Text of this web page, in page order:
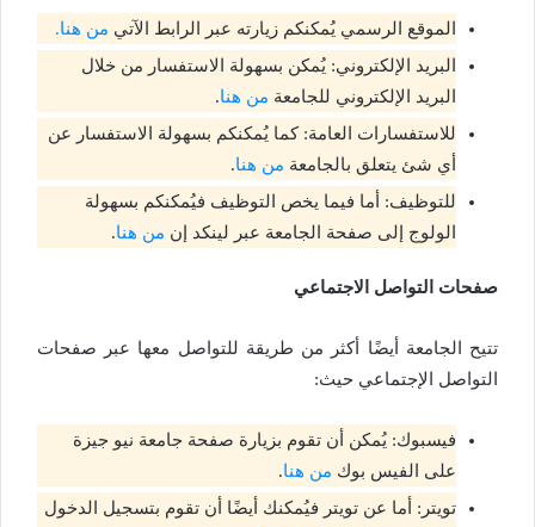
الموقع الرسمي يُمكنكم زيارته عبر الرابط الآتي من هنا.
البريد الإلكتروني: يُمكن بسهولة الاستفسار من خلال
البريد الإلكتروني للجامعة من هنا.
للاستفسارات العامة: كما يُمكنكم بسهولة الاستفسار عن
أي شئ يتعلق بالجامعة من هنا.
للتوظيف: أما فيما يخص التوظيف فيُمكنكم بسهولة
الولوج إلى صفحة الجامعة عبر لينكد إن من هنا.
صفحات التواصل الاجتماعي
تتيح الجامعة أيضًا أكثر من طريقة للتواصل معها عبر صفحات
التواصل الإجتماعي حيث:
فيسبوك: يُمكن أن تقوم بزيارة صفحة جامعة نيو جيزة
على الفيس بوك من هنا.
تويتر: أما عن تويتر فيُمكنك أيضًا أن تقوم بتسجيل الدخول